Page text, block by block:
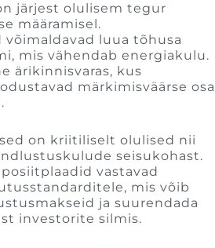
järjest olulisem tegur
määramisel.
luua tõhusa
mis vähendab energiakulu.
ärikinnisvaras, kus
märkimisväärse osa
on kriitiliselt olulised nii
seisukohast.
vastavad
mis võib
ja suurendada
investorite silmis.